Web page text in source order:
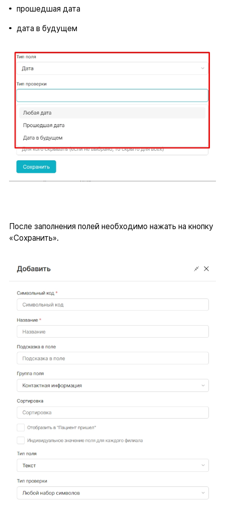
прошедшая дата
дата в будущем
После заполнения полей необходимо нажать на кнопку
«Сохранить».